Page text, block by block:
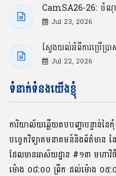
CamSA26-26: ចំណុច
Jul 23, 2026
ស្វែងយល់អំពីការប្រើ
Jul 22, 2026
ទំនាក់ទំនងយើងខ្ញុំ
ការិយាល័យឆ្លើយតបបញ្ហាបន្ទាន់ន
បច្ចេកវិទ្យាគមនាគមន៍និងព័ត៌មា
ដែលមានអាស័យដ្ឋាន #១៣ មហាវិថីព្
ម៉ោង ០៨:០០ ​ព្រឹក ដល់ម៉ោង ០៥:០